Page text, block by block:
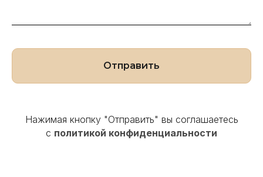
Отправить
Нажимая кнопку "Отправить" вы соглашаетесь
с политикой конфиденциальности